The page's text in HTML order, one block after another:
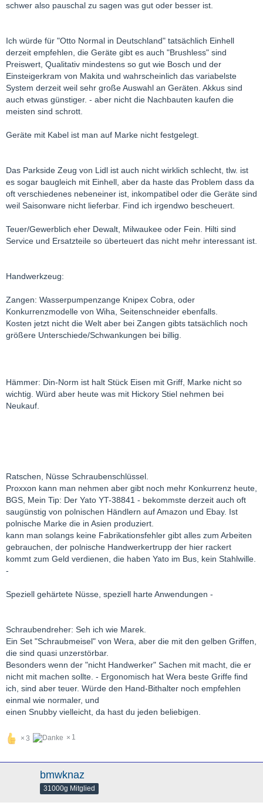
schwer also pauschal zu sagen was gut oder besser ist.
Ich würde für "Otto Normal in Deutschland" tatsächlich Einhell
derzeit empfehlen, die Geräte gibt es auch "Brushless" sind
Preiswert, Qualitativ mindestens so gut wie Bosch und der
Einsteigerkram von Makita und wahrscheinlich das variabelste
System derzeit weil sehr große Auswahl an Geräten. Akkus sind
auch etwas günstiger. - aber nicht die Nachbauten kaufen die
meisten sind schrott.
Geräte mit Kabel ist man auf Marke nicht festgelegt.
Das Parkside Zeug von Lidl ist auch nicht wirklich schlecht, tlw. ist
es sogar baugleich mit Einhell, aber da haste das Problem dass da
oft verschiedenes nebeneiner ist, inkompatibel oder die Geräte sind
weil Saisonware nicht lieferbar. Find ich irgendwo bescheuert.
Teuer/Gewerblich eher Dewalt, Milwaukee oder Fein. Hilti sind
Service und Ersatzteile so überteuert das nicht mehr interessant ist.
Handwerkzeug:
Zangen: Wasserpumpenzange Knipex Cobra, oder
Konkurrenzmodelle von Wiha, Seitenschneider ebenfalls.
Kosten jetzt nicht die Welt aber bei Zangen gibts tatsächlich noch
größere Unterschiede/Schwankungen bei billig.
Hämmer: Din-Norm ist halt Stück Eisen mit Griff, Marke nicht so
wichtig. Würd aber heute was mit Hickory Stiel nehmen bei
Neukauf.
Ratschen, Nüsse Schraubenschlüssel.
Proxxon kann man nehmen aber gibt noch mehr Konkurrenz heute,
BGS, Mein Tip: Der Yato YT-38841 - bekommste derzeit auch oft
saugünstig von polnischen Händlern auf Amazon und Ebay. Ist
polnische Marke die in Asien produziert.
kann man solangs keine Fabrikationsfehler gibt alles zum Arbeiten
gebrauchen, der polnische Handwerkertrupp der hier rackert
kommt zum Geld verdienen, die haben Yato im Bus, kein Stahlwille.
-
Speziell gehärtete Nüsse, speziell harte Anwendungen -
Schraubendreher: Seh ich wie Marek.
Ein Set "Schraubmeisel" von Wera, aber die mit den gelben Griffen,
die sind quasi unzerstörbar.
Besonders wenn der "nicht Handwerker" Sachen mit macht, die er
nicht mit machen sollte. - Ergonomisch hat Wera beste Griffe find
ich, sind aber teuer. Würde den Hand-Bithalter noch empfehlen
einmal wie normaler, und
einen Snubby vielleicht, da hast du jeden beliebigen.
3 1
bmwknaz
31000g Mitglied